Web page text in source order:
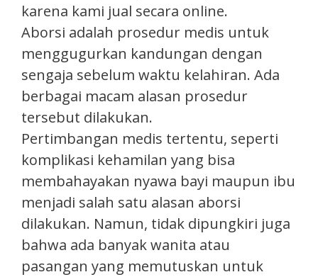
karena kami jual secara online.
Aborsi adalah prosedur medis untuk
menggugurkan kandungan dengan
sengaja sebelum waktu kelahiran. Ada
berbagai macam alasan prosedur
tersebut dilakukan.
Pertimbangan medis tertentu, seperti
komplikasi kehamilan yang bisa
membahayakan nyawa bayi maupun ibu
menjadi salah satu alasan aborsi
dilakukan. Namun, tidak dipungkiri juga
bahwa ada banyak wanita atau
pasangan yang memutuskan untuk